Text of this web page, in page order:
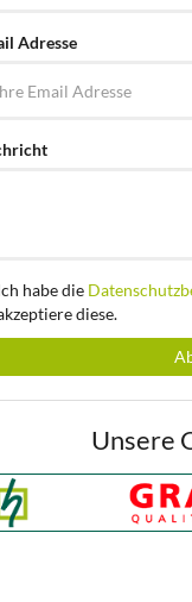
Adresse
habe die
diese.
Unsere